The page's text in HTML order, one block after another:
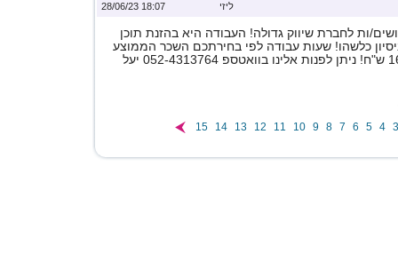
18:07 28/06/23 ליזי
ות לחברת שיווק גדולה! העבודה היא בהזנת תוכן
כלשהו! שעות עבודה לפי בחירתכם השכר הממוצע
3
4
5
6
7
8
9
10
11
12
13
14
15